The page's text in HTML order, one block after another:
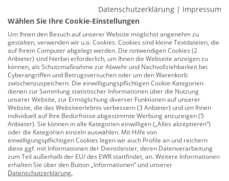
296 x 296 cm
Produktnummer:0691252628
Der Primaster Sonnenschirm mit 296 x 296 cm bietet
großzügigen Schatten für sonnige Tage im Garten oder
auf der Terrasse. Mit seinem modernen Design und
dem robusten Gestell ist er ideal für entspannte
Stunden im Freien – zuverlässig, stabil und optisch ein
Highlight.
UV-Schutz bis +60
Aufspannung mit Kurbel
Schirmhöhe: 257 cm
Datenschutzerklärung | Impressum
Wählen Sie Ihre Cookie-Einstellungen
Um Ihnen den Besuch auf unserer Website möglichst angenehm zu
gestalten, verwenden wir u.a. Cookies. Cookies sind kleine Textdateien, die
auf Ihrem Computer abgelegt werden. Die notwendigen Cookies (2
Anbieter) sind hierbei erforderlich, um Ihnen die Webseite anzeigen zu
können, als Schutzmaßnahme zur Abwehr und Nachvollziehbarkeit bei
Cyberangriffen und Betrugsversuchen oder um den Warenkorb
zwischenzuspeichern. Die einwilligungspflichtigen Cookie-Kategorien
dienen zur Sammlung statistischer Informationen über die Nutzung
unserer Website, zur Ermöglichung diverser Funktionen auf unserer
Website, die das Websiteerlebnis verbessern (3 Anbieter) und um Ihnen
individuell auf Ihre Bedürfnisse abgestimmte Werbung anzuzeigen (5
Anbieter). Sie können in alle Kategorien einwilligen („Alles akzeptieren“)
oder die Kategorien einzeln auswählen. Mit Hilfe von
einwilligungspflichtigen Cookies legen wir auch Profile an und reichern
diese ggf. mit Informationen der Dienstleister, deren Datenverarbeitung
zum Teil außerhalb der EU/ des EWR stattfindet, an. Weitere Informationen
erhalten Sie über den Button „Informationen“ und unserer
Datenschutzerklärung.